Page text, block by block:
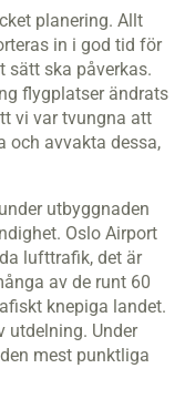
planering. Allt
in i god tid för
sätt ska påverkas.
flygplatser ändrats
vi var tvungna att
och avvakta dessa,
utbyggnaden
Oslo Airport
lufttrafik, det är
av de runt 60
knepiga landet.
utdelning. Under
mest punktliga